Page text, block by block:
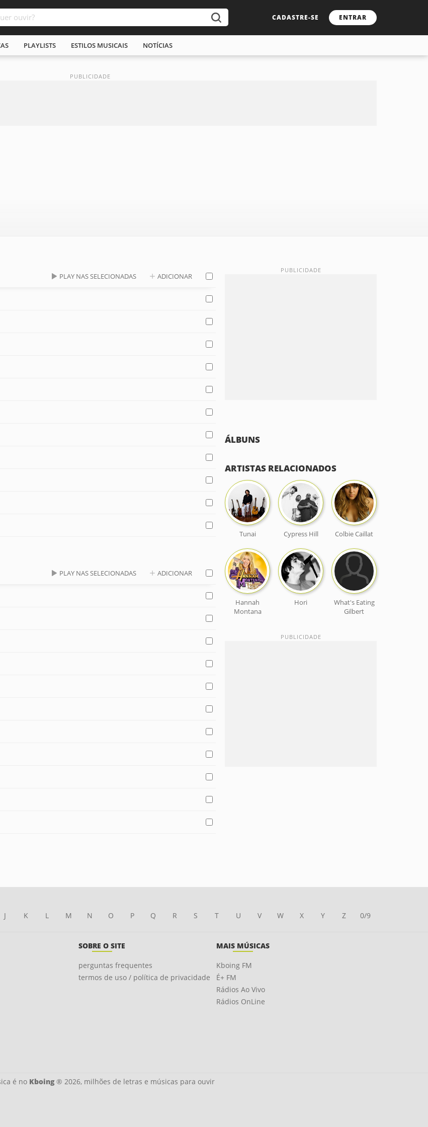
CADASTRE-SE ENTRAR
PLAYLISTS ESTILOS MUSICAIS NOTÍCIAS
PLAY NAS SELECIONADAS ADICIONAR
PLAY NAS SELECIONADAS ADICIONAR
ÁLBUNS
ARTISTAS RELACIONADOS
Tunai Cypress Hill Colbie Caillat
Hannah
Montana
Hori
What's Eating
Gilbert
J K L M N O P Q R S T U V W X Y Z 0/9
SOBRE O SITE
perguntas frequentes
termos de uso / política de privacidade
MAIS MÚSICAS
Kboing FM
É+ FM
Rádios Ao Vivo
Rádios OnLine
é no Kboing® 2026, milhões de letras e músicas para ouvir